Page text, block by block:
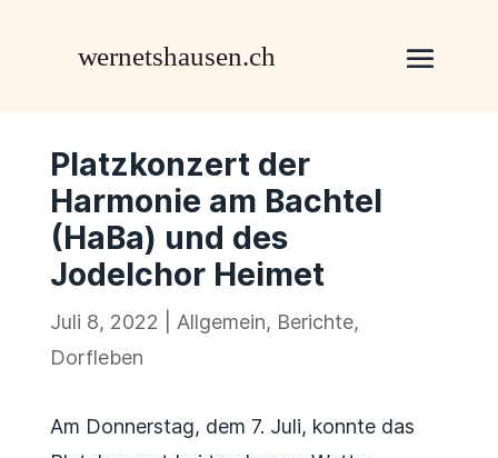
Platzkonzert der
Harmonie am Bachtel
(HaBa) und des
Jodelchor Heimet
Juli 8, 2022 Allgemein, Berichte,
Dorfleben
Am Donnerstag, dem 7. Juli, konnte das